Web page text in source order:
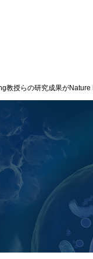
教授らの研究成果が